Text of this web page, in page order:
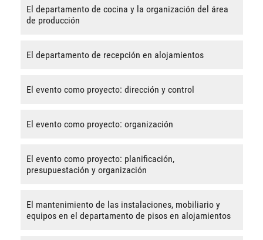
El departamento de cocina y la organización del área
de producción
El departamento de recepción en alojamientos
El evento como proyecto: dirección y control
El evento como proyecto: organización
El evento como proyecto: planificación,
presupuestación y organización
El mantenimiento de las instalaciones, mobiliario y
equipos en el departamento de pisos en alojamientos